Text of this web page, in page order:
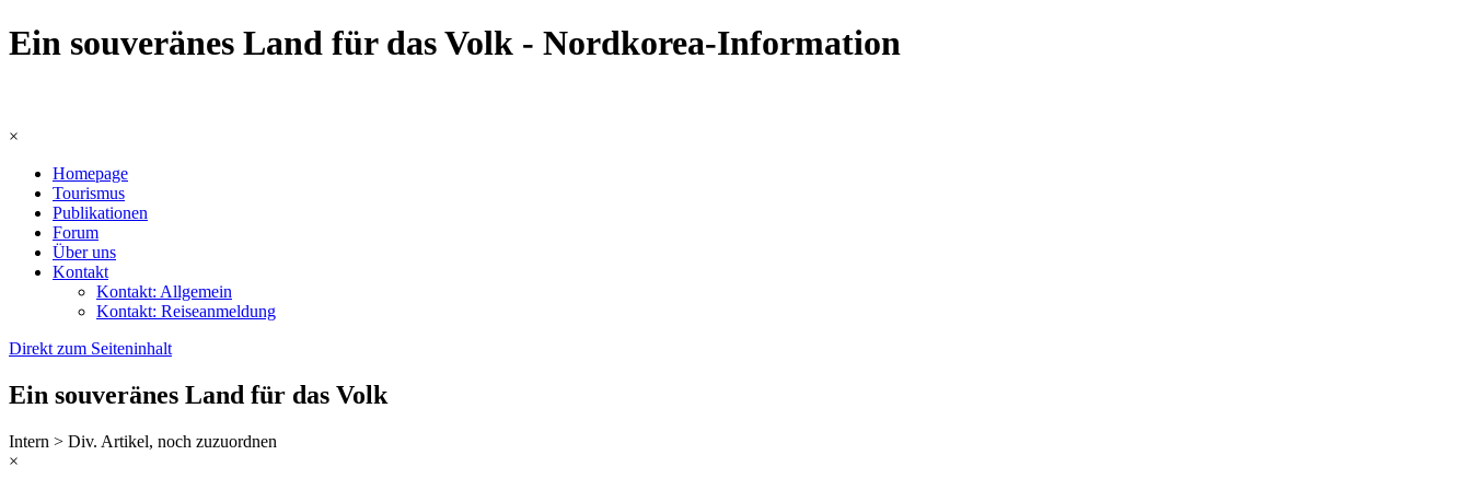
Ein souveränes Land für das Volk - Nordkorea-Information
×
Homepage
Tourismus
Publikationen
Forum
Über uns
Kontakt
Kontakt: Allgemein
Kontakt: Reiseanmeldung
Direkt zum Seiteninhalt
Ein souveränes Land für das Volk
Intern > Div. Artikel, noch zuzuordnen
×